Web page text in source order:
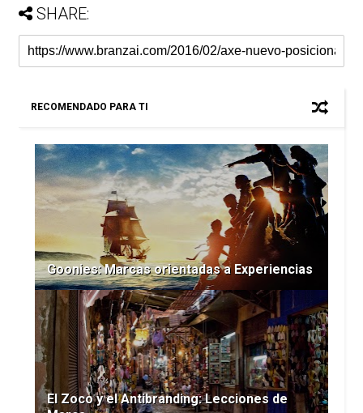
SHARE:
RECOMENDADO PARA TI
Goonies: Marcas orientadas a Experiencias
El Zoco y el Antibranding: Lecciones de